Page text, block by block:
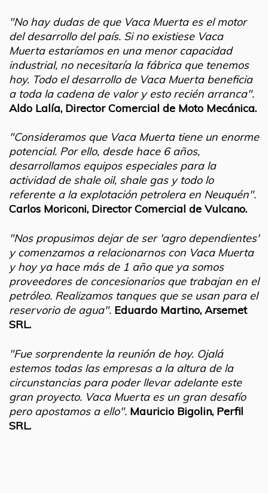
"No hay dudas de que Vaca Muerta es el motor
del desarrollo del país. Si no existiese Vaca
Muerta estaríamos en una menor capacidad
industrial, no necesitaría la fábrica que tenemos
hoy. Todo el desarrollo de Vaca Muerta beneficia
a toda la cadena de valor y esto recién arranca".
Aldo Lalía, Director Comercial de Moto Mecánica.
"Consideramos que Vaca Muerta tiene un enorme
potencial. Por ello, desde hace 6 años,
desarrollamos equipos especiales para la
actividad de shale oil, shale gas y todo lo
referente a la explotación petrolera en Neuquén".
Carlos Moriconi, Director Comercial de Vulcano.
"Nos propusimos dejar de ser 'agro dependientes'
y comenzamos a relacionarnos con Vaca Muerta
y hoy ya hace más de 1 año que ya somos
proveedores de concesionarios que trabajan en el
petróleo. Realizamos tanques que se usan para el
reservorio de agua". Eduardo Martino, Arsemet
SRL.​
​"Fue sorprendente la reunión de hoy. Ojalá
estemos todas las empresas a la altura de la
circunstancias para poder llevar adelante este
gran proyecto. Vaca Muerta es un gran desafío
pero apostamos a ello". Mauricio Bigolin, Perfil
SRL.